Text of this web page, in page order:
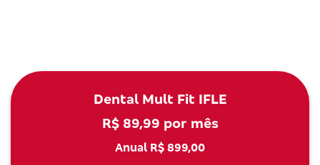
Dental Mult Fit IFLE
R$ 89,99 por mês
Anual R$ 899,00